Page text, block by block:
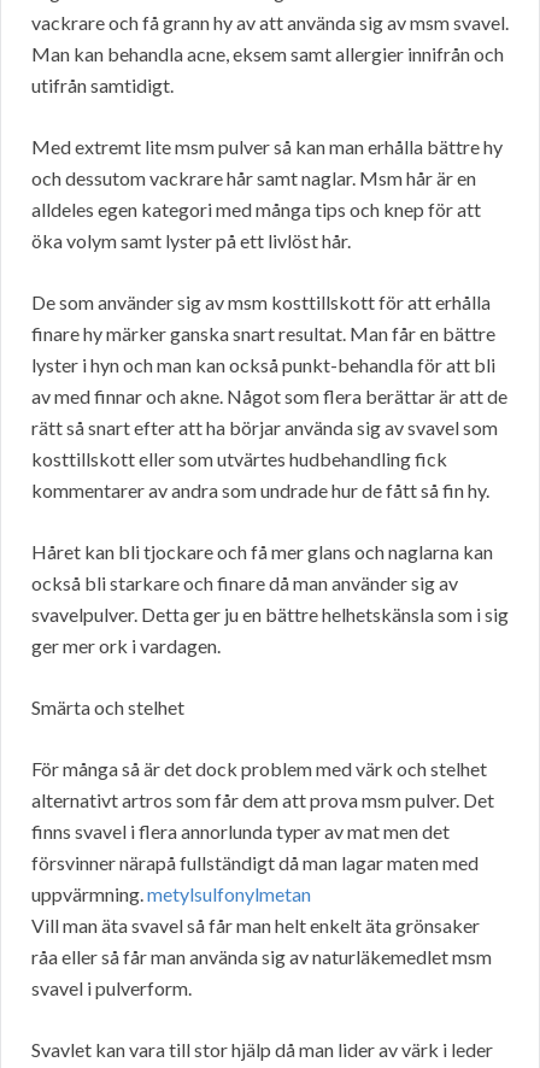
vackrare och få grann hy av att använda sig av msm svavel.
Man kan behandla acne, eksem samt allergier innifrån och
utifrån samtidigt.
Med extremt lite msm pulver så kan man erhålla bättre hy
och dessutom vackrare hår samt naglar. Msm hår är en
alldeles egen kategori med många tips och knep för att
öka volym samt lyster på ett livlöst hår.
De som använder sig av msm kosttillskott för att erhålla
finare hy märker ganska snart resultat. Man får en bättre
lyster i hyn och man kan också punkt-behandla för att bli
av med finnar och akne. Något som flera berättar är att de
rätt så snart efter att ha börjar använda sig av svavel som
kosttillskott eller som utvärtes hudbehandling fick
kommentarer av andra som undrade hur de fått så fin hy.
Håret kan bli tjockare och få mer glans och naglarna kan
också bli starkare och finare då man använder sig av
svavelpulver. Detta ger ju en bättre helhetskänsla som i sig
ger mer ork i vardagen.
Smärta och stelhet
För många så är det dock problem med värk och stelhet
alternativt artros som får dem att prova msm pulver. Det
finns svavel i flera annorlunda typer av mat men det
försvinner närapå fullständigt då man lagar maten med
uppvärmning.metylsulfonylmetan
Vill man äta svavel så får man helt enkelt äta grönsaker
råa eller så får man använda sig av naturläkemedlet msm
svavel i pulverform.
Svavlet kan vara till stor hjälp då man lider av värk i leder